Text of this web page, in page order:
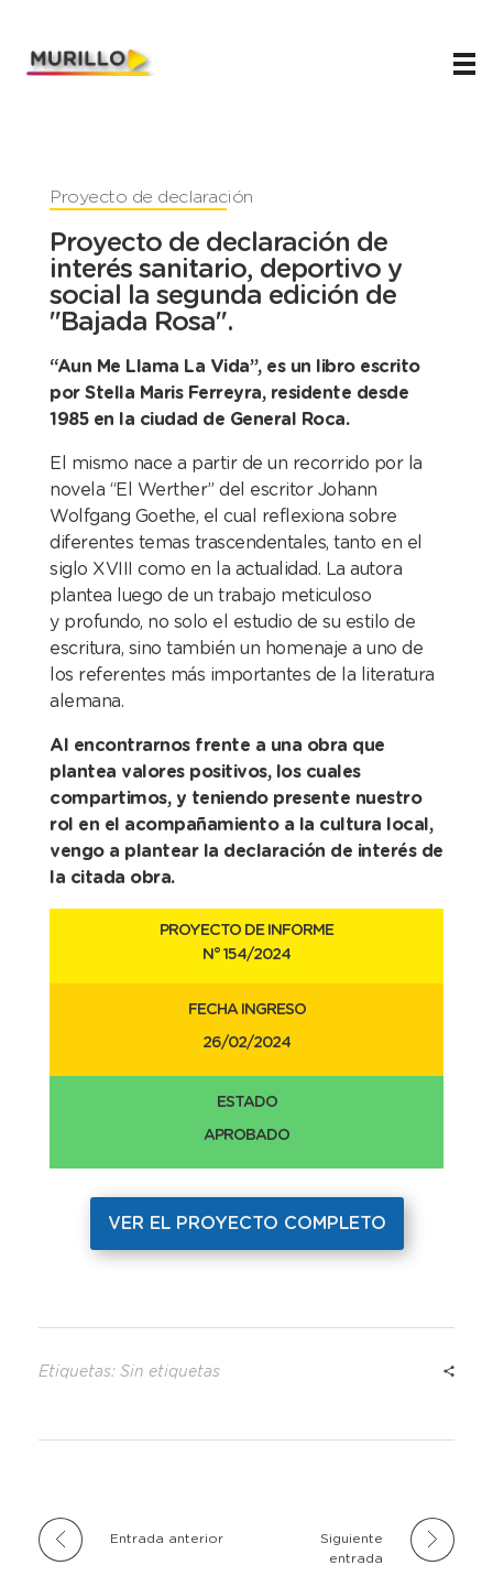
Proyecto de declaración
Proyecto de declaración de
interés sanitario, deportivo y
social la segunda edición de
"Bajada Rosa".
“Aun Me Llama La Vida”, es un libro escrito
por Stella Maris Ferreyra, residente desde
1985 en la ciudad de General Roca.
El mismo nace a partir de un recorrido por la
novela “El Werther” del escritor Johann
Wolfgang Goethe, el cual reflexiona sobre
diferentes temas trascendentales, tanto en el
siglo XVIII como en la actualidad. La autora
plantea luego de un trabajo meticuloso
y profundo, no solo el estudio de su estilo de
escritura, sino también un homenaje a uno de
los referentes más importantes de
la literatura
alemana.
Al encontrarnos frente a una obra que
plantea valores positivos, los cuales
compartimos, y teniendo presente nuestro
rol en el acompañamiento a la cultura local,
vengo a plantear la declaración de interés de
la citada obra.
PROYECTO DE INFORME
N° 154/2024
FECHA INGRESO
26/02/2024
ESTADO
APROBADO
VER EL PROYECTO COMPLETO
Etiquetas: Sin etiquetas
Entrada anterior
Siguiente
entrada